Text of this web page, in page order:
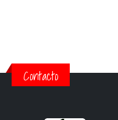
Contacto